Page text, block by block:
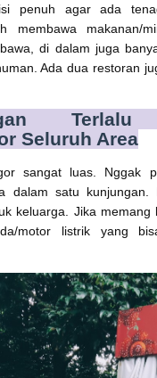
penuh agar ada
membawa makanan/
di dalam juga
Ada dua restoran
Terlalu
Seluruh Area
sangat luas. Nggak
dalam satu kunjungan.
keluarga. Jika memang
motor listrik yang